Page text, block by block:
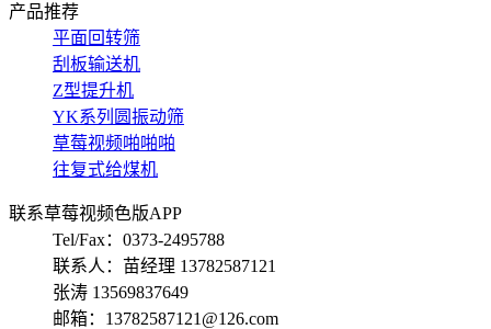
产品推荐
平面回转筛
刮板输送机
Z型提升机
YK系列圆振动筛
草莓视频啪啪啪
往复式给煤机
联系草莓视频色版APP
Tel/Fax：0373-2495788
联系人：苗经理 13782587121
张涛 13569837649
邮箱：13782587121@126.com